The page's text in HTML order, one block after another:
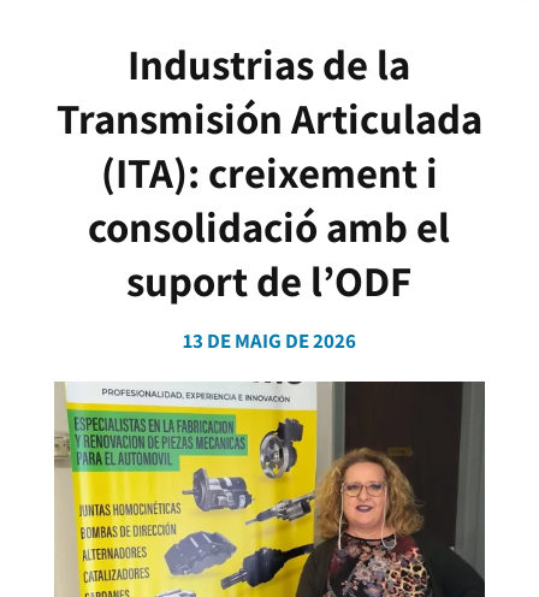
Industrias de la
Transmisión Articulada
(ITA): creixement i
consolidació amb el
suport de l’ODF
13 DE MAIG DE 2026